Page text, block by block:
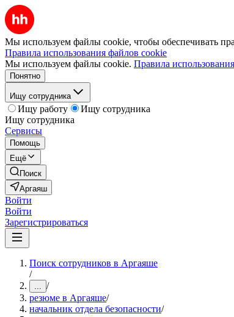
Мы используем файлы cookie, чтобы обеспечивать
Правила использования файлов cookie
Мы используем файлы cookie. Правила
Понятно
Ищу сотрудника
Ищу работу
Ищу сотрудника
Ищу сотрудника
Сервисы
Помощь
Ещё
Поиск
Аргаяш
Войти
Войти
Зарегистрироваться
Поиск сотрудников в Аргаяше
/
... /
резюме в Аргаяше/
начальник отдела безопасности/